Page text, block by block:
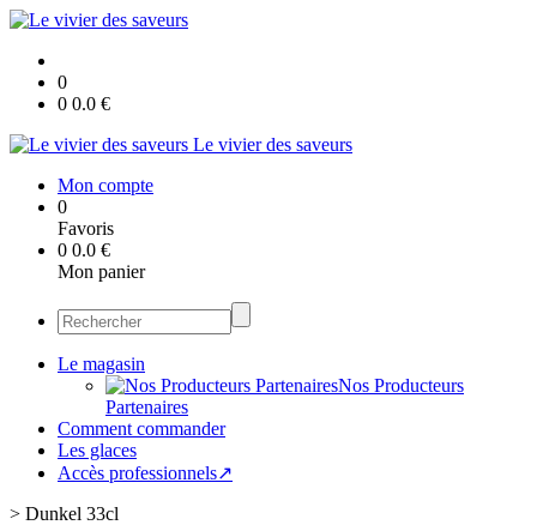
0
0 0.0 €
Le vivier des saveurs
Mon compte
0
Favoris
0 0.0 €
Mon panier
Le magasin
Nos Producteurs
Partenaires
Comment commander
Les glaces
Accès professionnels↗
> Dunkel 33cl